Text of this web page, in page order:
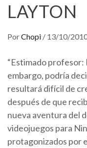
LAYTON
PorChopi / 13/10/
“Estimado profesor:
embargo, podría
resultará difícil de
después de que
nueva aventura del
videojuegos para
protagonizados por